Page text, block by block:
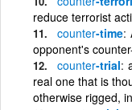
reduce terrorist
counter-time
opponent's
counter-trial
real one that is
otherwise rigged,